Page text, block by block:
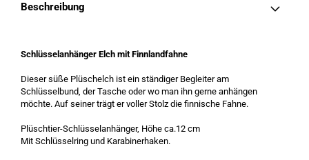
Beschreibung
Schlüsselanhänger Elch mit Finnlandfahne
Dieser süße Plüschelch ist ein ständiger Begleiter am
Schlüsselbund, der Tasche oder wo man ihn gerne anhängen
möchte. Auf seiner trägt er voller Stolz die finnische Fahne.
Plüschtier-Schlüsselanhänger, Höhe ca.12 cm
Mit Schlüsselring und Karabinerhaken.